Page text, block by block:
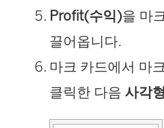
Profit(수익)을 마
끌어옵니다.
마크 카드에서 마
클릭한 다음 사각형